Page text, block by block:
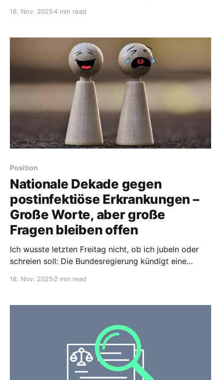
Nachbarin, schrieb: „Wenn du dich mal einsam fühlst
oder einfach mal einen Kaffee
18. Nov. 20254 min read
Position
Nationale Dekade gegen
postinfektiöse Erkrankungen –
Große Worte, aber große
Fragen bleiben offen
Ich wusste letzten Freitag nicht, ob ich jubeln oder
schreien soll: Die Bundesregierung kündigt eine
Erkrankungen“ an. Ein großer Name. Klingt nach
andere Teil hat sofort gebremst. Zu viele gebrochene
18. Nov. 2025 2 min read